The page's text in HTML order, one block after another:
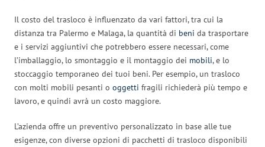
Il costo del trasloco è influenzato da vari fattori, tra cui la
distanza tra Palermo e Malaga, la quantità di beni da trasportare
e i servizi aggiuntivi che potrebbero essere necessari, come
l’imballaggio, lo smontaggio e il montaggio dei mobili, e lo
stoccaggio temporaneo dei tuoi beni. Per esempio, un trasloco
con molti mobili pesanti o oggetti fragili richiederà più tempo e
lavoro, e quindi avrà un costo maggiore.
L’azienda offre un preventivo personalizzato in base alle tue
esigenze, con diverse opzioni di pacchetti di trasloco disponibili